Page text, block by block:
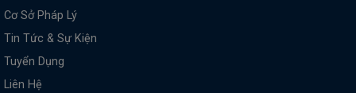
Cơ Sở Pháp Lý
Tin Tức & Sự Kiện
Tuyển Dụng
Liên Hệ